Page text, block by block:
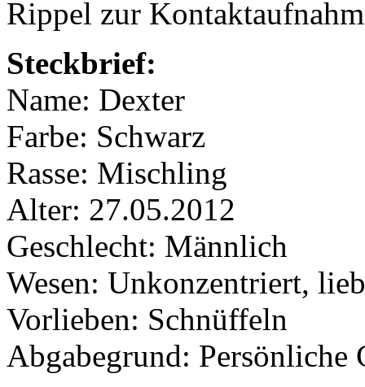
Rippel zur
Steckbrief:
Name: Dexter
Farbe: Schwarz
Rasse: Mischling
Alter: 27.05.2012
Geschlecht: Männlich
Wesen: Unkonzentriert,
Vorlieben: Schnüffeln
Abgabegrund: Persönliche